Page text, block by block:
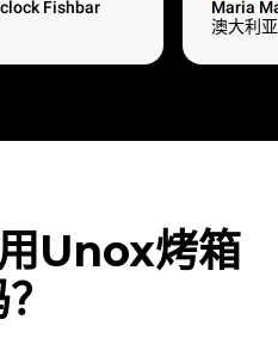
Fishbar
Maria
澳大利
Unox烤箱